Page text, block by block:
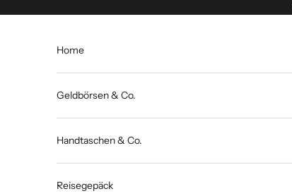
Home
Geldbörsen & Co.
Handtaschen & Co.
Reisegepäck